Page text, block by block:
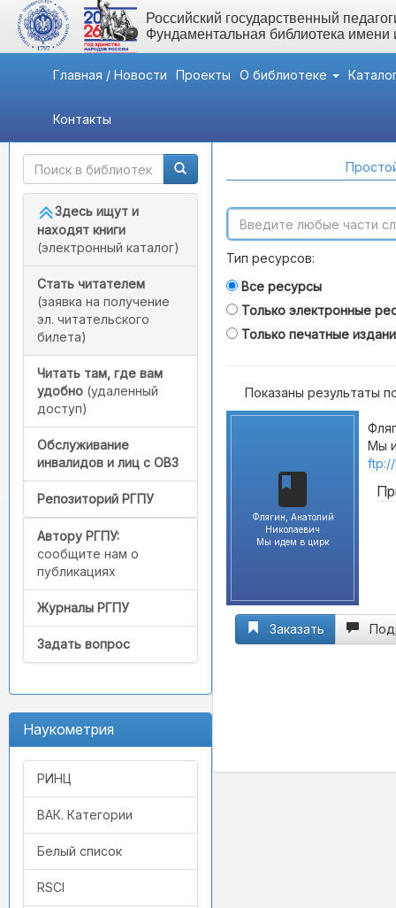
Российский государственный
Фундаментальная библиотека
Главная / Новости Проекты О библиотеке
Контакты
Быстрый доступ
Здесь ищут и
находят книги
(электронный каталог)
Стать читателем
(заявка на получение
эл. читательского
билета)
Читать там, где вам
удобно (удаленный
доступ)
Обслуживание
инвалидов и лиц с ОВЗ
Репозиторий РГПУ
Автору РГПУ:
сообщите нам о
публикациях
Журналы РГПУ
Задать вопрос
Наукометрия
РИНЦ
ВАК. Категории
Белый список
RSCI
Тип ресурсов:
Все ресурсы
Только электронные
Только печатные
Показаны результаты
Флягин, Анатолий
Николаевич
Мы идем в цирк
Мы
Заказать